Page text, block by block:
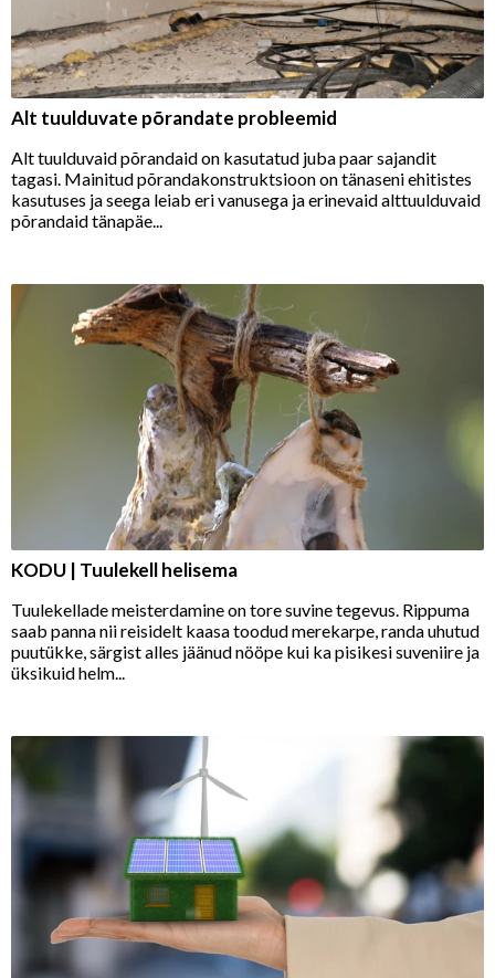
Alt tuulduvate põrandate probleemid
Alt tuulduvaid põrandaid on kasutatud juba paar sajandit
tagasi. Mainitud põrandakonstruktsioon on tänaseni ehitistes
kasutuses ja seega leiab eri vanusega ja erinevaid alttuulduvaid
põrandaid tänapäe...
KODU | Tuulekell helisema
Tuulekellade meisterdamine on tore suvine tegevus. Rippuma
saab panna nii reisidelt kaasa toodud merekarpe, randa uhutud
puutükke, särgist alles jäänud nööpe kui ka pisikesi suveniire ja
üksikuid helm...